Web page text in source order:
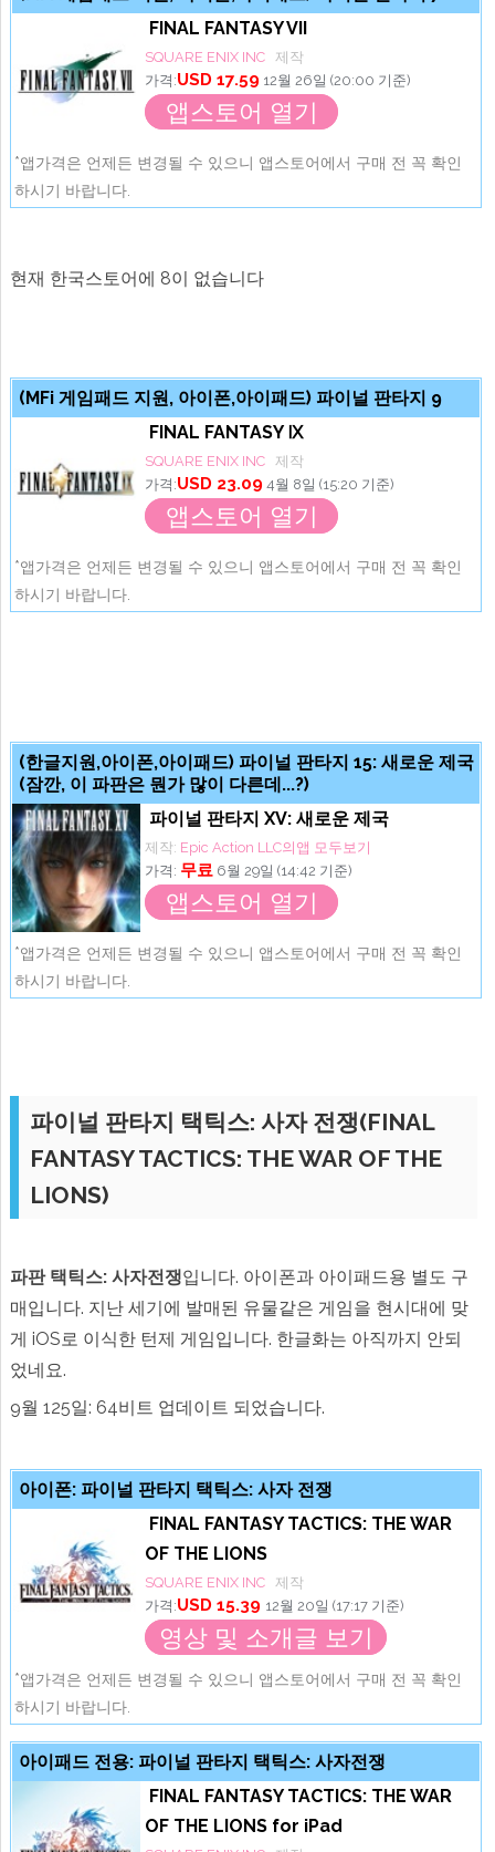
FINAL FANTASY VII
SQUARE ENIX INC 제작
가격:USD 17.59 12월 26일 (20:00 기준)
앱스토어 열기
*앱가격은 언제든 변경될 수 있으니 앱스토어에서 구매 전 꼭 확인
하시기 바랍니다.
현재 한국스토어에 8이 없습니다
(MFi 게임패드 지원, 아이폰,아이패드) 파이널 판타지 9
FINAL FANTASY Ⅸ
SQUARE ENIX INC 제작
가격:USD 23.09 4월 8일 (15:20 기준)
앱스토어 열기
*앱가격은 언제든 변경될 수 있으니 앱스토어에서 구매 전 꼭 확인
하시기 바랍니다.
(한글지원,아이폰,아이패드) 파이널 판타지 15: 새로운 제국
(잠깐, 이 파판은 뭔가 많이 다른데...?)
파이널 판타지 XV: 새로운 제국
제작: Epic Action LLC의앱 모두보기
가격: 무료 6월 29일 (14:42 기준)
앱스토어 열기
*앱가격은 언제든 변경될 수 있으니 앱스토어에서 구매 전 꼭 확인
하시기 바랍니다.
파이널 판타지 택틱스: 사자 전쟁(FINAL
FANTASY TACTICS: THE WAR OF THE
LIONS)
파판 택틱스: 사자전쟁입니다. 아이폰과 아이패드용 별도 구
매입니다. 지난 세기에 발매된 유물같은 게임을 현시대에 맞
게 iOS로 이식한 턴제 게임입니다. 한글화는 아직까지 안되
었네요.
9월 125일: 64비트 업데이트 되었습니다.
아이폰: 파이널 판타지 택틱스: 사자 전쟁
FINAL FANTASY TACTICS: THE WAR
OF THE LIONS
SQUARE ENIX INC 제작
가격:USD 15.39 12월 20일 (17:17 기준)
영상 및 소개글 보기
*앱가격은 언제든 변경될 수 있으니 앱스토어에서 구매 전 꼭 확인
하시기 바랍니다.
아이패드 전용: 파이널 판타지 택틱스: 사자전쟁
FINAL FANTASY TACTICS: THE WAR
OF THE LIONS for iPad